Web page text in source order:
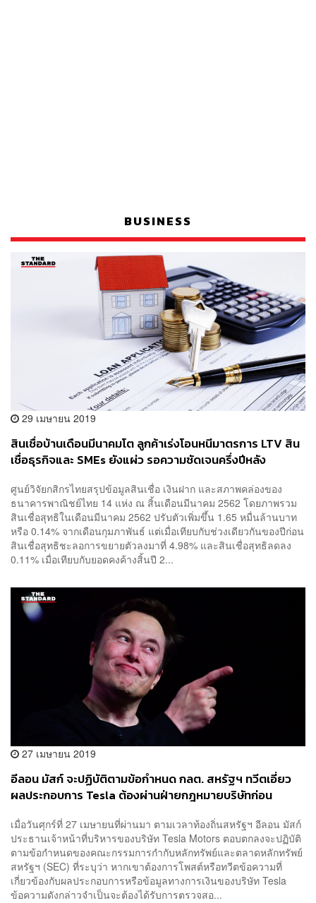
BUSINESS
29 เมษายน 2019
สินเชื่อบ้านเดือนมีนาคมโต ลูกค้าเร่งโอนหนีมาตรการ LTV สิน
เชื่อธุรกิจและ SMEs ยังแผ่ว รอความชัดเจนครึ่งปีหลัง
ศูนย์วิจัยกสิกรไทยสรุปข้อมูลสินเชื่อ เงินฝาก และสภาพคล่องของ
ธนาคารพาณิชย์ไทย 14 แห่ง ณ สิ้นเดือนมีนาคม 2562 โดยภาพรวม
สินเชื่อสุทธิในเดือนมีนาคม 2562 ปรับตัวเพิ่มขึ้น 1.65 หมื่นล้านบาท
หรือ 0.14% จากเดือนกุมภาพันธ์ แต่เมื่อเทียบกับช่วงเดียวกันของปีก่อน
สินเชื่อสุทธิชะลอการขยายตัวลงมาที่ 4.98% และสินเชื่อสุทธิลดลง
0.11% เมื่อเทียบกับยอดคงค้างสิ้นปี 2...
27 เมษายน 2019
อีลอน มัสก์ จะปฏิบัติตามข้อกำหนด กลต. สหรัฐฯ ทวีตเอี่ยว
ผลประกอบการ Tesla ต้องผ่านฝ่ายกฎหมายบริษัทก่อน
เมื่อวันศุกร์ที่ 27 เมษายนที่ผ่านมา ตามเวลาท้องถิ่นสหรัฐฯ อีลอน มัสก์
ประธานเจ้าหน้าที่บริหารของบริษัท Tesla Motors ตอบตกลงจะปฏิบัติ
ตามข้อกำหนดของคณะกรรมการกำกับหลักทรัพย์และตลาดหลักทรัพย์
สหรัฐฯ (SEC) ที่ระบุว่า หากเขาต้องการโพสต์หรือทวีตข้อความที่
เกี่ยวข้องกับผลประกอบการหรือข้อมูลทางการเงินของบริษัท Tesla
ข้อความดังกล่าวจำเป็นจะต้องได้รับการตรวจสอ...